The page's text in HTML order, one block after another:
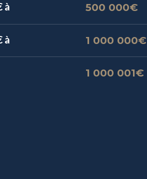
à 500 000€
à 1 000 000€
1 000 001€